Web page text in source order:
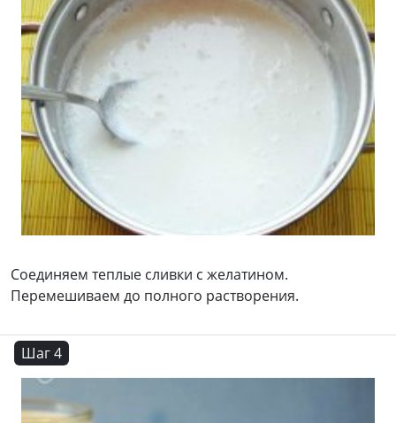
Соединяем теплые сливки с желатином.
Перемешиваем до полного растворения.
Шаг 4